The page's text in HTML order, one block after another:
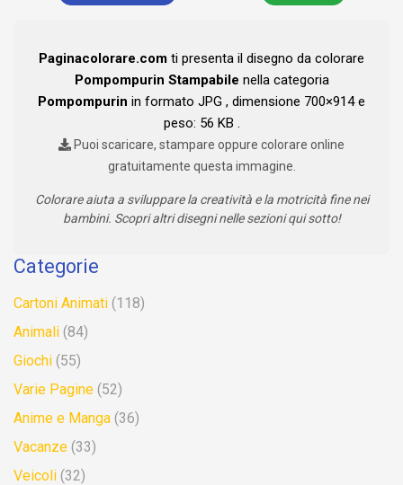
Paginacolorare.com ti presenta il disegno da colorare
Pompompurin Stampabile nella categoria
Pompompurin in formato JPG , dimensione 700×914 e
peso: 56 KB .
Puoi scaricare, stampare oppure colorare online
gratuitamente questa immagine.
Colorare aiuta a sviluppare la creatività e la motricità fine nei
bambini. Scopri altri disegni nelle sezioni qui sotto!
Categorie
Cartoni Animati (118)
Animali (84)
Giochi (55)
Varie Pagine (52)
Anime e Manga (36)
Vacanze (33)
Veicoli (32)